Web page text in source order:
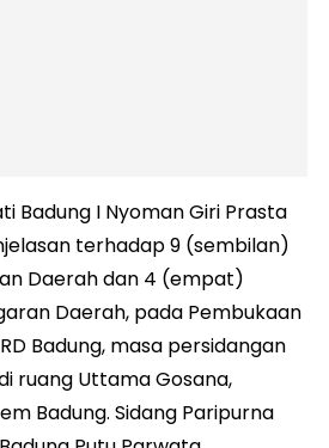
Badung I Nyoman Giri Prasta
terhadap 9 (sembilan)
Daerah dan 4 (empat)
Daerah, pada Pembukaan
Badung, masa persidangan
ruang Uttama Gosana,
Badung. Sidang Paripurna